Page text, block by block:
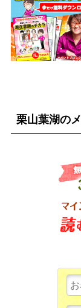
栗山葉湖の